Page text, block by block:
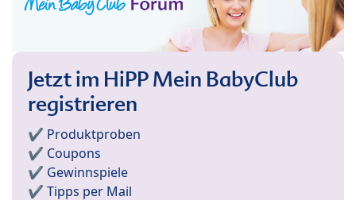
Jetzt im HiPP Mein BabyClub
registrieren
✔️ Produktproben
✔️ Coupons
✔️ Gewinnspiele
✔️ Tipps per Mail